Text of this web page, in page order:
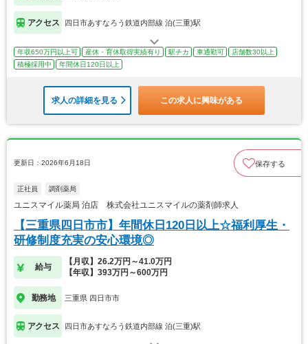
アクセス 四日市あすなろう鉄道内部線 泊(三重)駅
年収650万円以上可 産休・育休取得実績有り 駅チカ 車通勤可
店舗数30以上
積極採用中
年間休日120日以上
求人の詳細を見る この求人に興味がある
更新日：2026年6月18日 保存する
正社員 調剤薬局
ユニスマイル薬局 泊店 株式会社ユニスマイルの薬剤師求人
【三重県四日市市】年間休日120日以上☆福利厚生・
研修制度充実の安心環境◎
給与
【月収】26.2万円～41.0万円
【年収】393万円～600万円
勤務地 三重県 四日市市
アクセス 四日市あすなろう鉄道内部線 泊(三重)駅